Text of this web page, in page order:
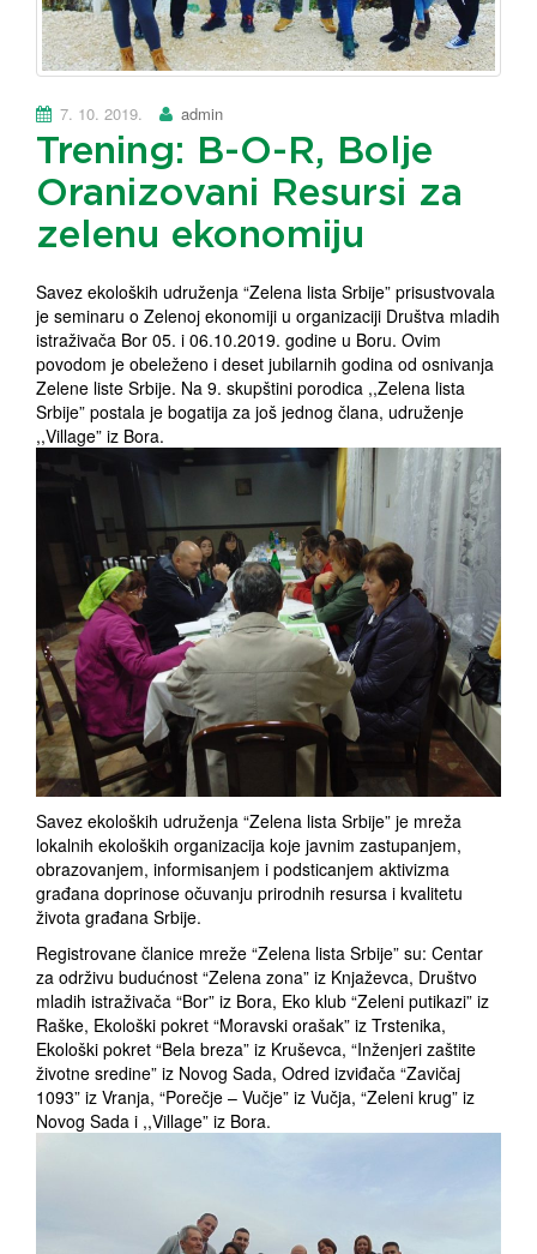
7. 10. 2019. admin
Trening: B-O-R, Bolje
Oranizovani Resursi za
zelenu ekonomiju
Savez ekoloških udruženja “Zelena lista Srbije” prisustvovala
je seminaru o Zelenoj ekonomiji u organizaciji Društva mladih
istraživača Bor 05. i 06.10.2019. godine u Boru. Ovim
povodom je obeleženo i deset jubilarnih godina od osnivanja
Zelene liste Srbije. Na 9. skupštini porodica ,,Zelena lista
Srbije” postala je bogatija za još jednog člana, udruženje
,,Village” iz Bora.
Savez ekoloških udruženja “Zelena lista Srbije” je mreža
lokalnih ekoloških organizacija koje javnim zastupanjem,
obrazovanjem, informisanjem i podsticanjem aktivizma
građana doprinose očuvanju prirodnih resursa i kvalitetu
života građana Srbije.
Registrovane članice mreže “Zelena lista Srbije” su: Centar
za održivu budućnost “Zelena zona” iz Knjaževca, Društvo
mladih istraživača “Bor” iz Bora, Eko klub “Zeleni putikazi” iz
Raške, Ekološki pokret “Moravski orašak” iz Trstenika,
Ekološki pokret “Bela breza” iz Kruševca, “Inženjeri zaštite
životne sredine” iz Novog Sada, Odred izviđača “Zavičaj
1093” iz Vranja, “Porečje – Vučje” iz Vučja, “Zeleni krug” iz
Novog Sada i ,,Village” iz Bora.